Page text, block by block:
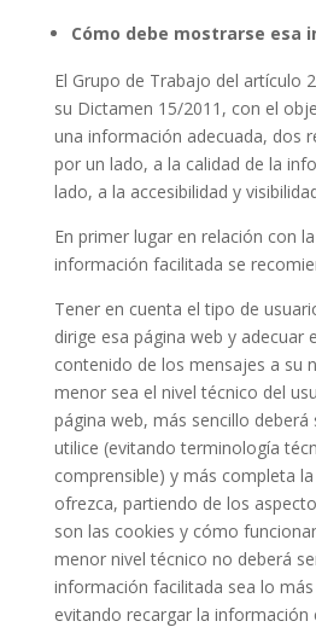
Cómo debe mostrarse esa
El Grupo de Trabajo del artículo
su Dictamen 15/2011, con el
una información adecuada, dos
por un lado, a la calidad de la
lado, a la accesibilidad y
En primer lugar en relación con
información facilitada se
Tener en cuenta el tipo de
dirige esa página web y adecuar
contenido de los mensajes a su
menor sea el nivel técnico del
página web, más sencillo deberá
utilice (evitando terminología
comprensible) y más completa
ofrezca, partiendo de los
son las cookies y cómo
menor nivel técnico no deberá
información facilitada sea lo
evitando recargar la información